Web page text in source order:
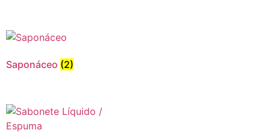
Saponáceo (2)